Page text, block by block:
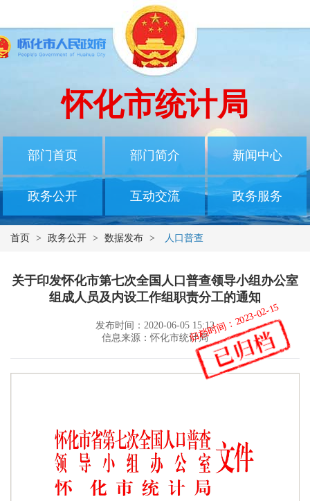
怀化市统计局
部门首页 部门简介 新闻中心
政务公开 互动交流 政务服务
首页 > 政务公开 > 数据发布 > 人口普查
关于印发怀化市第七次全国人口普查领导小组办公室
组成人员及内设工作组职责分工的通知
发布时间：2020-06-05 15:12
信息来源：怀化市统计局归档时间：2023-02-15